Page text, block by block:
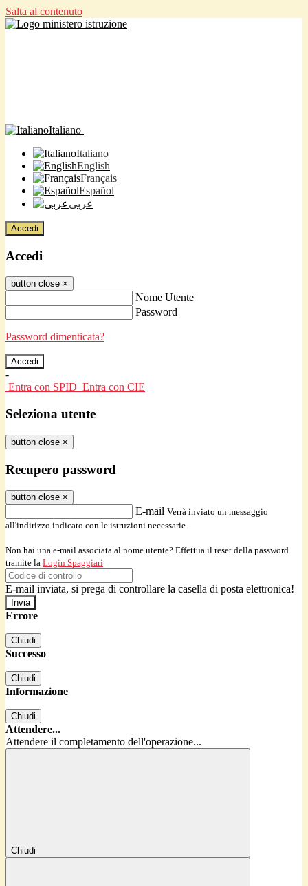
Salta al contenuto
Italiano
Italiano
English
Français
Español
عربى
Accedi
Accedi
button close ×
Nome Utente
Password
Password dimenticata?
-
Entra con SPID Entra con CIE
Seleziona utente
button close ×
Recupero password
button close ×
E-mail Verrà inviato un messaggio
all'indirizzo indicato con le istruzioni necessarie.
Non hai una e-mail associata al nome utente? Effettua il reset della password
tramite la Login Spaggiari
E-mail inviata, si prega di controllare la casella di posta elettronica!
Errore
Chiudi
Successo
Chiudi
Informazione
Chiudi
Attendere...
Attendere il completamento dell'operazione...
Chiudi